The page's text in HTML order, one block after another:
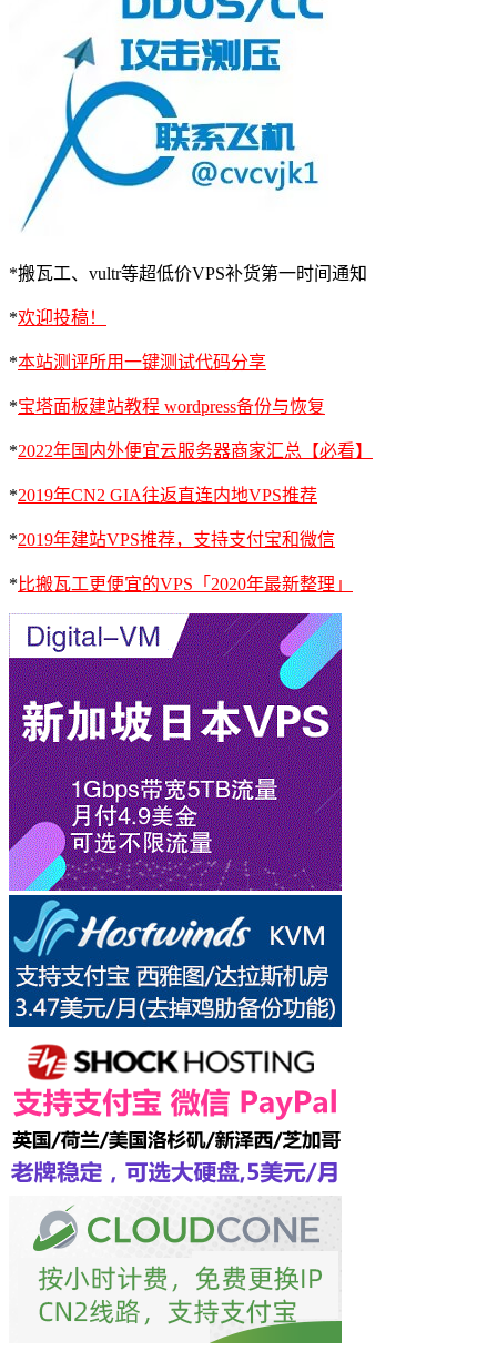
*搬瓦工、vultr等超低价VPS补货第一时间通知
*欢迎投稿！
*本站测评所用一键测试代码分享
*宝塔面板建站教程 wordpress备份与恢复
*2022年国内外便宜云服务器商家汇总【必看】
*2019年CN2 GIA往返直连内地VPS推荐
*2019年建站VPS推荐，支持支付宝和微信
* 比搬瓦工更便宜的VPS「2020年最新整理」